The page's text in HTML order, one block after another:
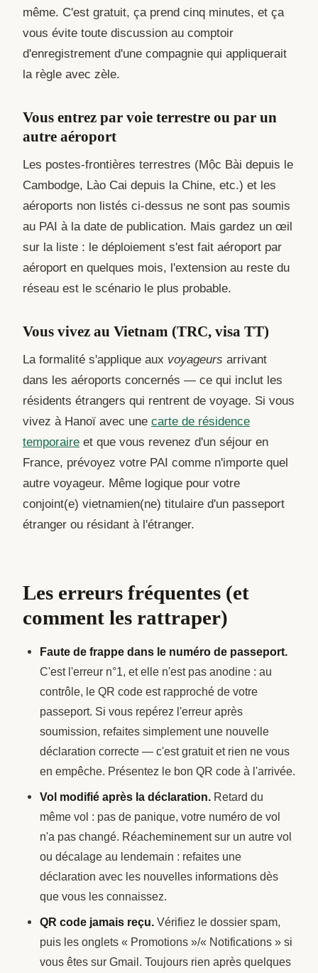
même. C'est gratuit, ça prend cinq minutes, et ça
vous évite toute discussion au comptoir
d'enregistrement d'une compagnie qui appliquerait
la règle avec zèle.
Vous entrez par voie terrestre ou par un
autre aéroport
Les postes-frontières terrestres (Mộc Bài depuis le
Cambodge, Lào Cai depuis la Chine, etc.) et les
aéroports non listés ci-dessus ne sont pas soumis
au PAI à la date de publication. Mais gardez un œil
sur la liste : le déploiement s'est fait aéroport par
aéroport en quelques mois, l'extension au reste du
réseau est le scénario le plus probable.
Vous vivez au Vietnam (TRC, visa TT)
La formalité s'applique aux voyageurs arrivant
dans les aéroports concernés — ce qui inclut les
résidents étrangers qui rentrent de voyage. Si vous
vivez à Hanoï avec une carte de résidence
temporaire et que vous revenez d'un séjour en
France, prévoyez votre PAI comme n'importe quel
autre voyageur. Même logique pour votre
conjoint(e) vietnamien(ne) titulaire d'un passeport
étranger ou résidant à l'étranger.
Les erreurs fréquentes (et
comment les rattraper)
Faute de frappe dans le numéro de passeport.
C'est l'erreur n°1, et elle n'est pas anodine : au
contrôle, le QR code est rapproché de votre
passeport. Si vous repérez l'erreur après
soumission, refaites simplement une nouvelle
déclaration correcte — c'est gratuit et rien ne vous
en empêche. Présentez le bon QR code à l'arrivée.
Vol modifié après la déclaration. Retard du
même vol : pas de panique, votre numéro de vol
n'a pas changé. Réacheminement sur un autre vol
ou décalage au lendemain : refaites une
déclaration avec les nouvelles informations dès
que vous les connaissez.
QR code jamais reçu. Vérifiez le dossier spam,
puis les onglets « Promotions »/« Notifications » si
vous êtes sur Gmail. Toujours rien après quelques